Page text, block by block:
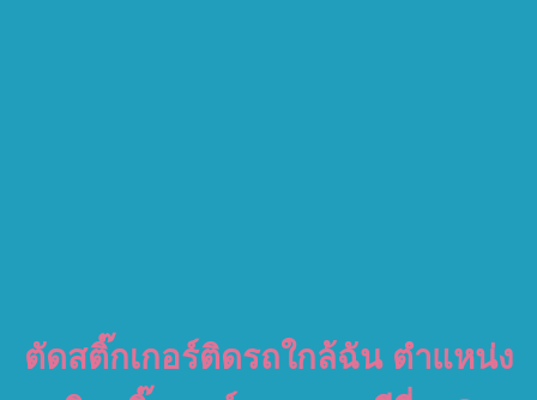
ตัดสติ๊กเกอร์ติดรถใกล้ฉัน ตำแหน่ง